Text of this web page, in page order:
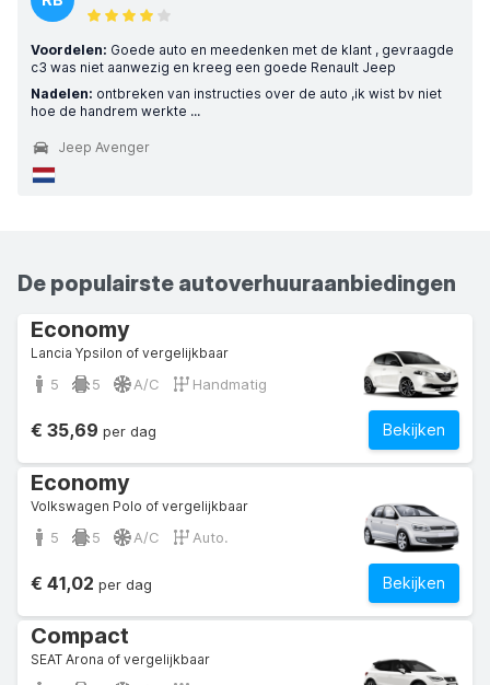
Voordelen: Goede auto en meedenken met de klant , gevraagde
c3 was niet aanwezig en kreeg een goede Renault Jeep
Nadelen: ontbreken van instructies over de auto ,ik wist bv niet
hoe de handrem werkte ...
Jeep Avenger
De populairste autoverhuuraanbiedingen
Economy
Lancia Ypsilon of vergelijkbaar
5 5 A/C Handmatig
Bekijken
€ 35,69 per dag
Economy
Volkswagen Polo of vergelijkbaar
5 5 A/C Auto.
Bekijken
€ 41,02 per dag
Compact
SEAT Arona of vergelijkbaar